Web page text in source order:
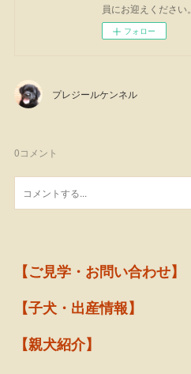
員にお迎えください。
フォロー
プレジールケンネル
0コメント
【ご見学・お問い合わせ】
【子犬・出産情報】
【親犬紹介】